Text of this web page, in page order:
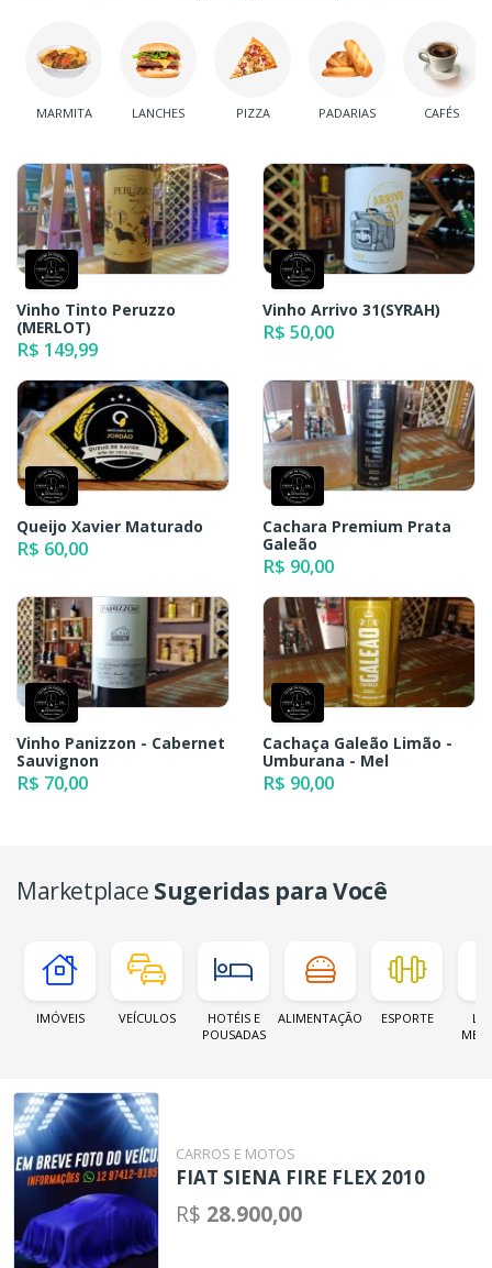
MARMITA LANCHES PIZZA PADARIAS CAFÉS
Vinho Tinto Peruzzo
(MERLOT)
R$ 149,99
Vinho Arrivo 31(SYRAH)
R$ 50,00
Queijo Xavier Maturado
R$ 60,00
Cachara Premium Prata
Galeão
R$ 90,00
Vinho Panizzon - Cabernet
Sauvignon
R$ 70,00
Cachaça Galeão Limão -
Umburana - Mel
R$ 90,00
Marketplace Sugeridas para Você
IMÓVEIS VEÍCULOS
HOTÉIS E
POUSADAS
ALIMENTAÇÃO ESPORTE
CARROS E MOTOS
FIAT SIENA FIRE FLEX 2010
R$ 28.900,00